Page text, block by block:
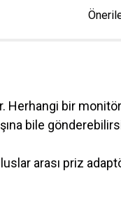
Herhangi bir
bile
arası priz